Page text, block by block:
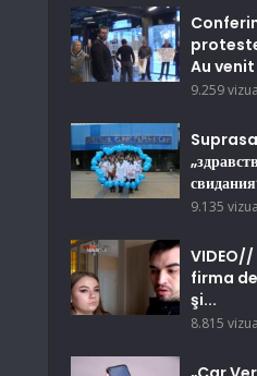
Au venit
9.259
9.135
firma
şi...
8.815